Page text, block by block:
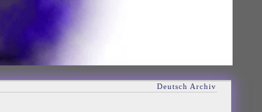
Deutsch Archiv